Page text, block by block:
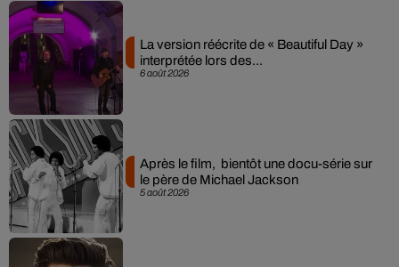
6 août 2026
La version réécrite de « Beautiful Day »
interprétée lors des...
5 août 2026
Après le film, bientôt une docu-série sur
le père de Michael Jackson